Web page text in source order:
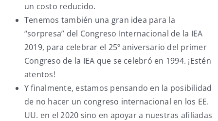
un costo reducido.
Tenemos también una gran idea para la
“sorpresa” del Congreso Internacional de la IEA
2019, para celebrar el 25º aniversario del primer
Congreso de la IEA que se celebró en 1994. ¡Estén
atentos!
Y finalmente, estamos pensando en la posibilidad
de no hacer un congreso internacional en los EE.
UU. en el 2020 sino en apoyar a nuestras afiliadas